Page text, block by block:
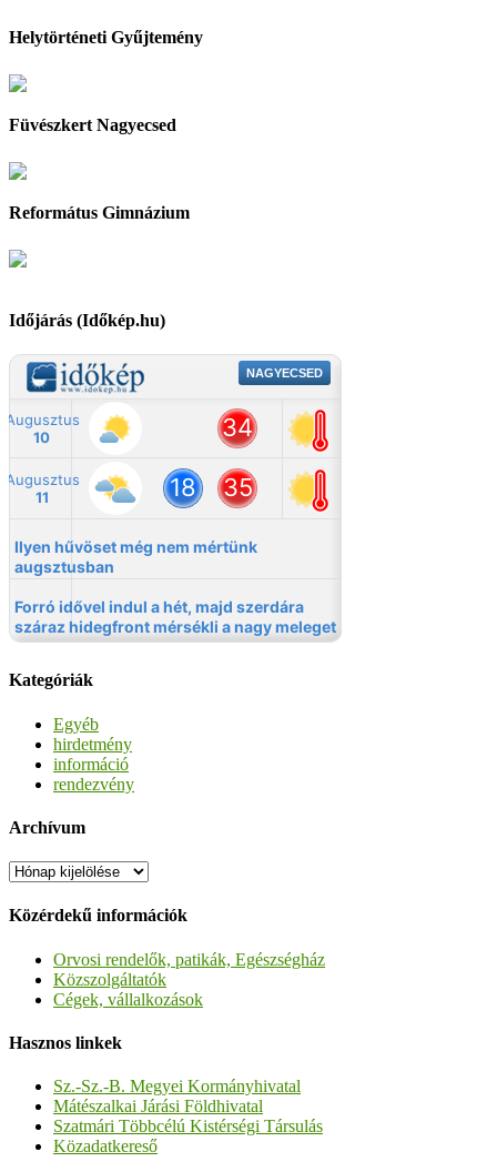
Helytörténeti Gyűjtemény
Füvészkert Nagyecsed
Református Gimnázium
Időjárás (Időkép.hu)
Kategóriák
Egyéb
hirdetmény
információ
rendezvény
Archívum
Archívum
Közérdekű információk
Orvosi rendelők, patikák, Egészségház
Közszolgáltatók
Cégek, vállalkozások
Hasznos linkek
Sz.-Sz.-B. Megyei Kormányhivatal
Mátészalkai Járási Földhivatal
Szatmári Többcélú Kistérségi Társulás
Közadatkereső